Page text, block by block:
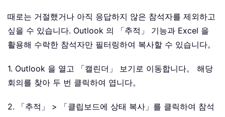
때로는 거절했거나 아직 응답하지 않은 참석자를 제외하고
싶을 수 있습니다. Outlook 의 「추적」 기능과 Excel 을
활용해 수락한 참석자만 필터링하여 복사할 수 있습니다。
1. Outlook 을 열고 「캘린더」 보기로 이동합니다。 해당
회의를 찾아 두 번 클릭하여 엽니다。
2. 「추적」 > 「클립보드에 상태 복사」를 클릭하여 참석